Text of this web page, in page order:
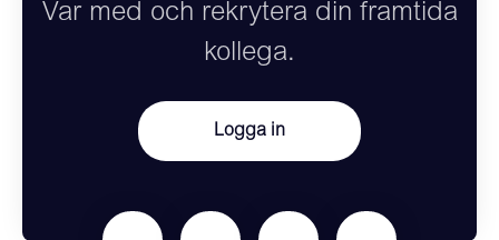
Var med och rekrytera din framtida
kollega.
Logga in